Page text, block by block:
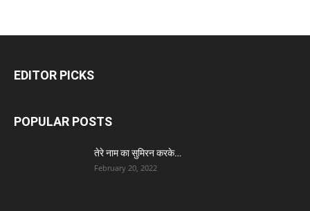
EDITOR PICKS
POPULAR POSTS
तेरे नाम का सुमिरन करके…
February 20, 2022